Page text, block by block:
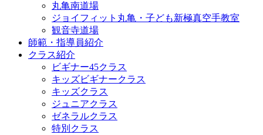
丸亀南道場
ジョイフィット丸亀・子ども新極真空手教室
観音寺道場
師範・指導員紹介
クラス紹介
ビギナー45クラス
キッズビギナークラス
キッズクラス
ジュニアクラス
ゼネラルクラス
特別クラス